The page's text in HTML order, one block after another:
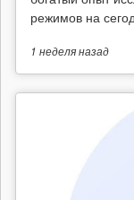
режимов на
1 неделяназад